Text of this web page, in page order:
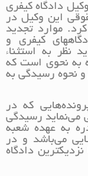
دادگاه کیفری
این وکیل در
موارد تجدید
کیفری و
نظر به استثناء
به نحوی است که
و نحوه رسیدگی به
دادگاه کیفری 1 به پرونده‌هایی که در
می‌نماید رسیدگی
به عهده شعبه
حوزه قضایی می‌باشد و در
دادگاه